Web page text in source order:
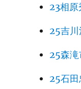
23相原
25吉川
25森滝
25石田